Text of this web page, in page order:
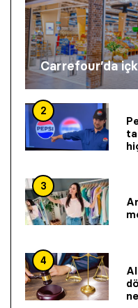
Carrefour’da
2
3
4